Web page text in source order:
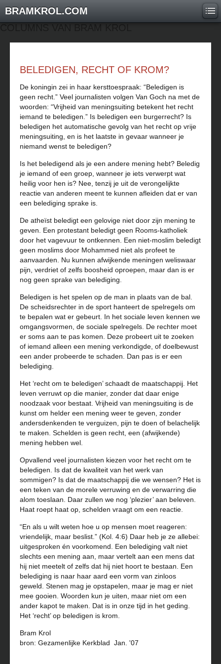
BRAMKROL.COM
BELEDIGEN, RECHT OF KROM?
De koningin zei in haar kersttoespraak: “Beledigen is
geen recht.” Veel journalisten volgen Van Goch na met de
woorden: “Vrijheid van meningsuiting betekent het recht
iemand te beledigen.” Is beledigen een burgerrecht? Is
beledigen het automatische gevolg van het recht op vrije
meningsuiting, en is het laatste in gevaar wanneer je
niemand wenst te beledigen?
Is het beledigend als je een andere mening hebt? Beledig
je iemand of een groep, wanneer je iets verwerpt wat
heilig voor hen is? Nee, tenzij je uit de verongelijkte
reactie van anderen meent te kunnen afleiden dat er van
een belediging sprake is.
De atheïst beledigt een gelovige niet door zijn mening te
geven. Een protestant beledigt geen Rooms-katholiek
door het vagevuur te ontkennen. Een niet-moslim beledigt
geen moslims door Mohammed niet als profeet te
aanvaarden. Nu kunnen afwijkende meningen weliswaar
pijn, verdriet of zelfs boosheid oproepen, maar dan is er
nog geen sprake van belediging.
Beledigen is het spelen op de man in plaats van de bal.
De scheidsrechter in de sport hanteert de spelregels om
te bepalen wat er gebeurt. In het sociale leven kennen we
omgangsvormen, de sociale spelregels. De rechter moet
er soms aan te pas komen. Deze probeert uit te zoeken
of iemand alleen een mening verkondigde, of doelbewust
een ander probeerde te schaden. Dan pas is er een
belediging.
Het ‘recht om te beledigen’ schaadt de maatschappij. Het
leven verruwt op die manier, zonder dat daar enige
noodzaak voor bestaat. Vrijheid van meningsuiting is de
kunst om helder een mening weer te geven, zonder
andersdenkenden te verguizen, pijn te doen of belachelijk
te maken. Schelden is geen recht, een (afwijkende)
mening hebben wel.
Opvallend veel journalisten kiezen voor het recht om te
beledigen. Is dat de kwaliteit van het werk van
sommigen? Is dat de maatschappij die we wensen? Het is
een teken van de morele verruwing en de verwarring die
alom toeslaan. Daar zullen we nog ‘plezier’ aan beleven.
Haat roept haat op, schelden vraagt om een reactie.
“En als u wilt weten hoe u op mensen moet reageren:
vriendelijk, maar beslist.” (Kol. 4:6) Daar heb je ze allebei:
uitgesproken én voorkomend. Een belediging valt niet
slechts een mening aan, maar vertelt aan een mens dat
hij niet meetelt of zelfs dat hij niet hoort te bestaan. Een
belediging is naar haar aard een vorm van zinloos
geweld. Stenen mag je opstapelen, maar je mag er niet
mee gooien. Woorden kun je uiten, maar niet om een
ander kapot te maken. Dat is in onze tijd in het geding.
Het ‘recht’ op beledigen is krom.
Bram Krol
bron: Gezamenlijke Kerkblad Jan. '07